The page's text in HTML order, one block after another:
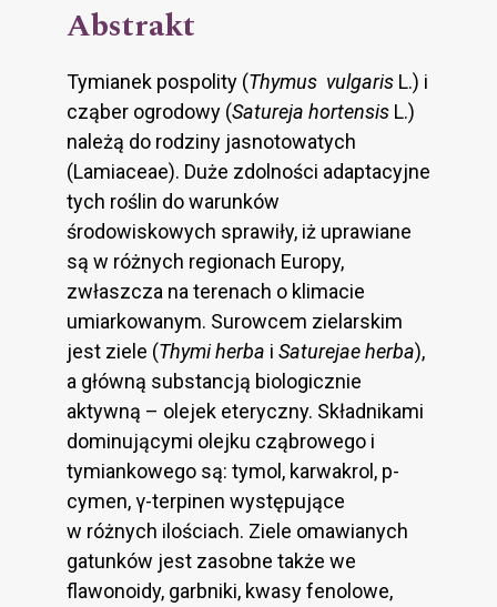
Abstrakt
Tymianek pospolity (Thymus vulgaris L.) i
cząber ogrodowy (Satureja hortensis L.)
należą do rodziny jasnotowatych
(Lamiaceae). Duże zdolności adaptacyjne
tych roślin do warunków
środowiskowych sprawiły, iż uprawiane
są w różnych regionach Europy,
zwłaszcza na terenach o klimacie
umiarkowanym. Surowcem zielarskim
jest ziele (Thymi herba i Saturejae herba),
a główną substancją biologicznie
aktywną – olejek eteryczny. Składnikami
dominującymi olejku cząbrowego i
tymiankowego są: tymol, karwakrol, p-
cymen, γ-terpinen występujące
w różnych ilościach. Ziele omawianych
gatunków jest zasobne także we
flawonoidy, garbniki, kwasy fenolowe,